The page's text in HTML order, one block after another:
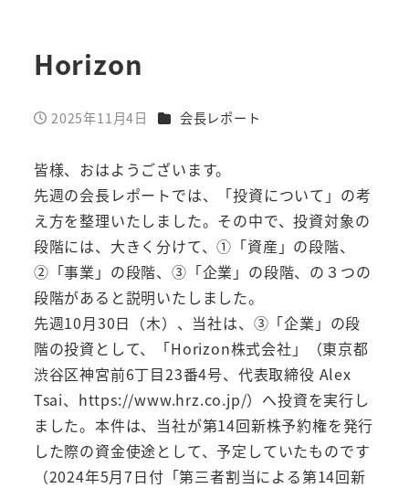
Horizon
投稿日
2025年11月4日 カテゴリー
会長レポート
皆様、おはようございます。
先週の会長レポートでは、「投資について」の考
え方を整理いたしました。その中で、投資対象の
段階には、大きく分けて、①「資産」の段階、
②「事業」の段階、③「企業」の段階、の３つの
段階があると説明いたしました。
先週10月30日（木）、当社は、③「企業」の段
階の投資として、「Horizon株式会社」（東京都
渋谷区神宮前6丁目23番4号、代表取締役 Alex
Tsai、https://www.hrz.co.jp/）へ投資を実行し
ました。本件は、当社が第14回新株予約権を発行
した際の資金使途として、予定していたものです
（2024年5月7日付「第三者割当による第14回新